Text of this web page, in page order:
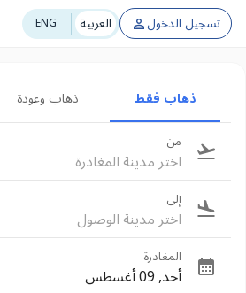
ENG العربية تسجيل الدخول
ذهاب فقط ذهاب وعودة
من
اختر مدينة المغادرة
إلى
اختر مدينة الوصول
المغادرة
أحد, 09 أغسطس